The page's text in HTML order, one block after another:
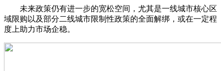
未来政策仍有进一步的宽松空间，尤其是一线城市核心区
域限购以及部分二线城市限制性政策的全面解绑，或在一定程
度上助力市场企稳。